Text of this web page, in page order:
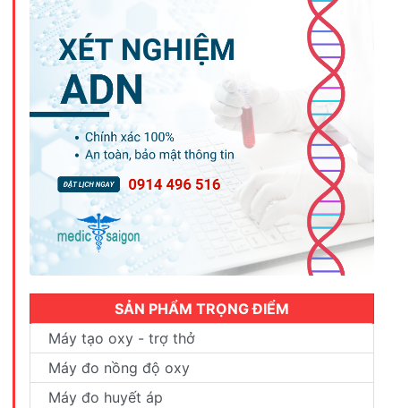
SẢN PHẨM TRỌNG ĐIỂM
Máy tạo oxy - trợ thở
Máy đo nồng độ oxy
Máy đo huyết áp